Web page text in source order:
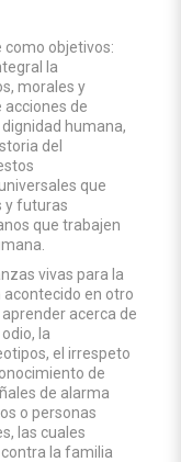
como objetivos:
la
morales y
acciones de
humana,
del
que
y futuras
que trabajen
vivas para la
acontecido en otro
acerca de
la
el irrespeto
de
de alarma
o personas
las cuales
la familia